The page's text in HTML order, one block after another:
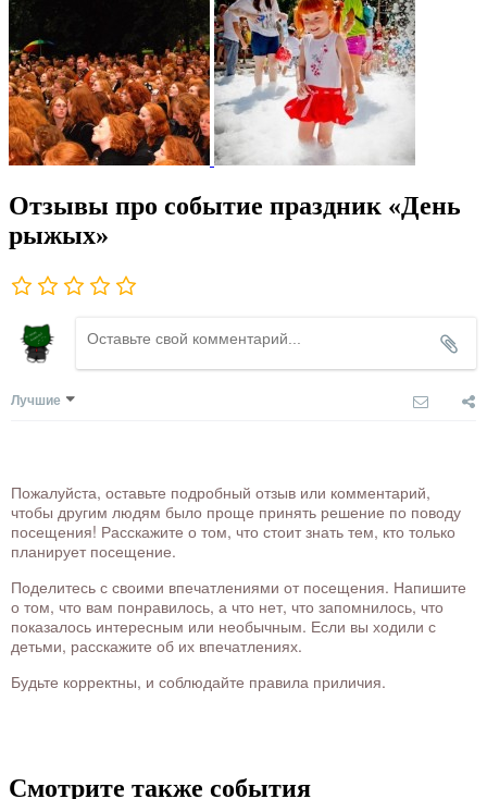
Отзывы про событие праздник «День
рыжых»
Лучшие
Пожалуйста, оставьте подробный отзыв или комментарий,
чтобы другим людям было проще принять решение по поводу
посещения! Расскажите о том, что стоит знать тем, кто только
планирует посещение.
Поделитесь с своими впечатлениями от посещения. Напишите
о том, что вам понравилось, а что нет, что запомнилось, что
показалось интересным или необычным. Если вы ходили с
детьми, расскажите об их впечатлениях.
Будьте корректны, и соблюдайте правила приличия.
Смотрите также события